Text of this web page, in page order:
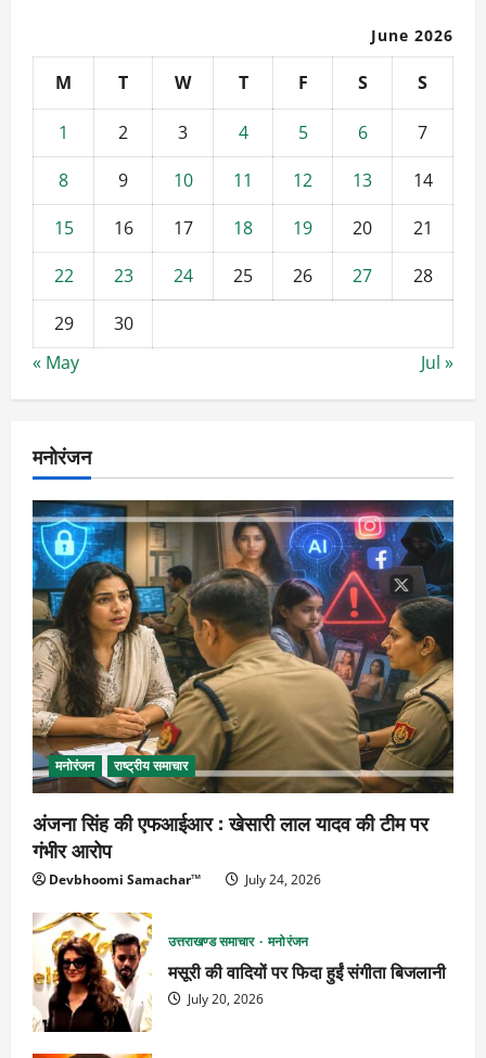
June 2026
M T W T F S S
1 2 3 4 5 6
7
8
9 10 11 12 13
14
15
16 17 18 19 20
21
22
23 24 25 26 27
28
29
30
« May
Jul »
मनोरंजन
मनोरंजन राष्ट्रीय समाचार
अंजना सिंह की एफआईआर : खेसारी लाल यादव की टीम पर
गंभीर आरोप
Devbhoomi Samachar™ July 24, 2026
उत्तराखण्ड समाचार मनोरंजन
मसूरी की वादियों पर फिदा हुईं संगीता बिजलानी
July 20, 2026